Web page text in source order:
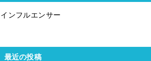
インフルエンサー
最近の投稿